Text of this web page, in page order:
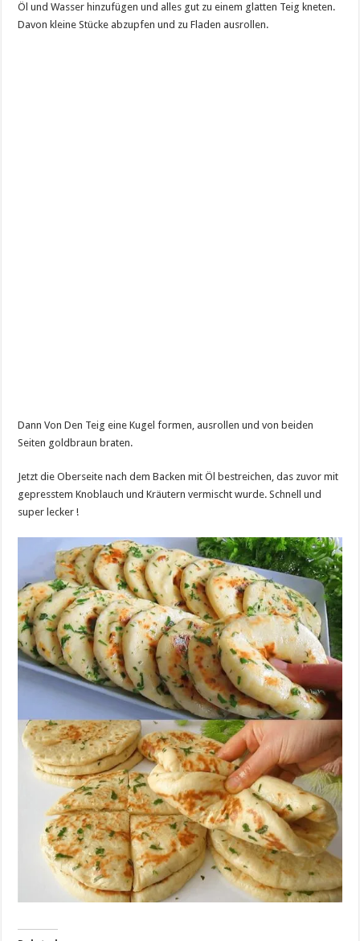
Öl und Wasser hinzufügen und alles gut zu einem glatten Teig kneten.
Davon kleine Stücke abzupfen und zu Fladen ausrollen.
Dann Von Den Teig eine Kugel formen, ausrollen und von beiden
Seiten goldbraun braten.
Jetzt die Oberseite nach dem Backen mit Öl bestreichen, das zuvor mit
gepresstem Knoblauch und Kräutern vermischt wurde. Schnell und
super lecker !